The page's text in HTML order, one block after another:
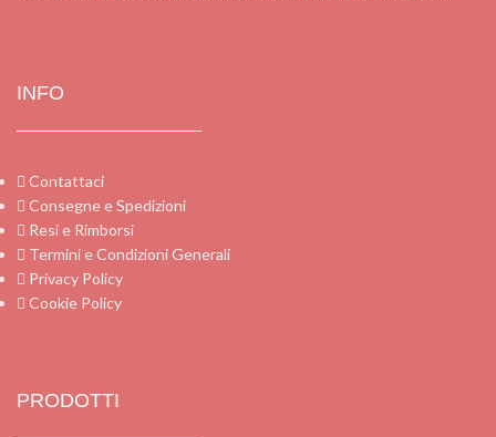
INFO
Contattaci
Consegne e Spedizioni
Resi e Rimborsi
Termini e Condizioni Generali
Privacy Policy
Cookie Policy
PRODOTTI